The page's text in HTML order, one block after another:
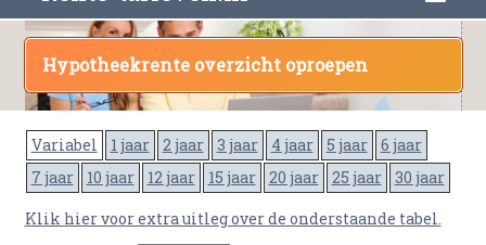
Hypotheekrente overzicht oproepen
Variabel 1 jaar 2 jaar 3 jaar 4 jaar 5 jaar
6 jaar
7 jaar
10 jaar 12 jaar 15 jaar 20 jaar 25 jaar
30 jaar
Klik hier voor extra uitleg over de onderstaande tabel.